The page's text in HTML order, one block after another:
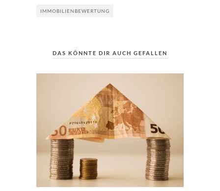
IMMOBILIENBEWERTUNG
DAS KÖNNTE DIR AUCH GEFALLEN